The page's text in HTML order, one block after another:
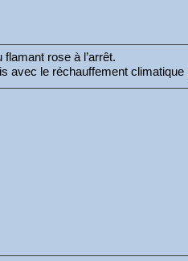
rose à l’arrêt.
avec le réchauffement